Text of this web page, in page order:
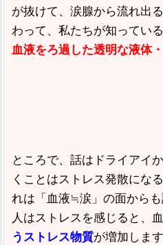
が抜けて、涙腺から流れ出
わって、私たちが知ってい
血液をろ過した透明な液体
ところで、話はドライアイ
くことはストレス発散にな
れは「血液≒涙」の面からも
人はストレスを感じると、
うストレス物質が増加しま